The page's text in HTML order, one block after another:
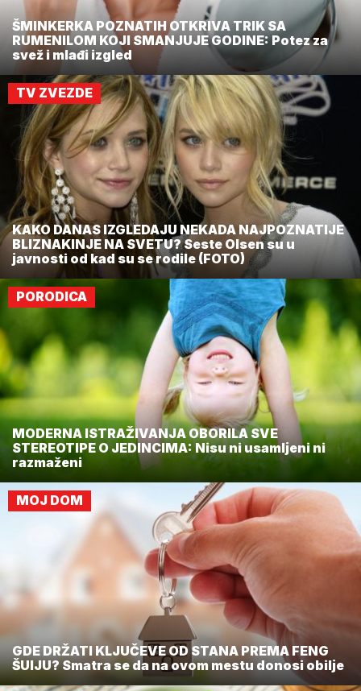
ŠMINKERKA POZNATIH OTKRIVA TRIK SA
RUMENILOM KOJI SMANJUJE GODINE: Potez za
svež i mlađi izgled
TV ZVEZDE
KAKO DANAS IZGLEDAJU NEKADA NAJPOZNATIJE
BLIZNAKINJE NA SVETU? Seste Olsen su u
javnosti od kad su se rodile (FOTO)
PORODICA
MODERNA ISTRAŽIVANJA OBORILA SVE
STEREOTIPE O JEDINCIMA: Nisu ni usamljeni ni
razmaženi
MOJ DOM
GDE DRŽATI KLJUČEVE OD STANA PREMA FENG
ŠUIJU? Smatra se da na ovom mestu donosi obilje